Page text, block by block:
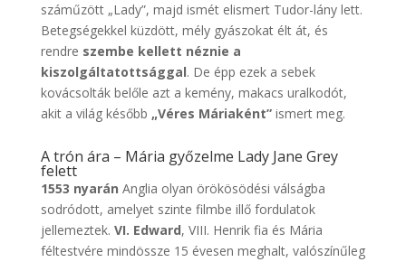
száműzött „Lady”, majd ismét elismert Tudor-lány lett.
Betegségekkel küzdött, mély gyászokat élt át, és
rendre szembe kellett néznie a
kiszolgáltatottsággal. De épp ezek a sebek
kovácsolták belőle azt a kemény, makacs uralkodót,
akit a világ később „Véres Máriaként”ismert meg.
A trón ára – Mária győzelme Lady Jane Grey
felett
1553 nyarán Anglia olyan örökösödési válságba
sodródott, amelyet szinte filmbe illő fordulatok
jellemeztek. VI. Edward, VIII. Henrik fia és Mária
féltestvére mindössze 15 évesen meghalt, valószínűleg